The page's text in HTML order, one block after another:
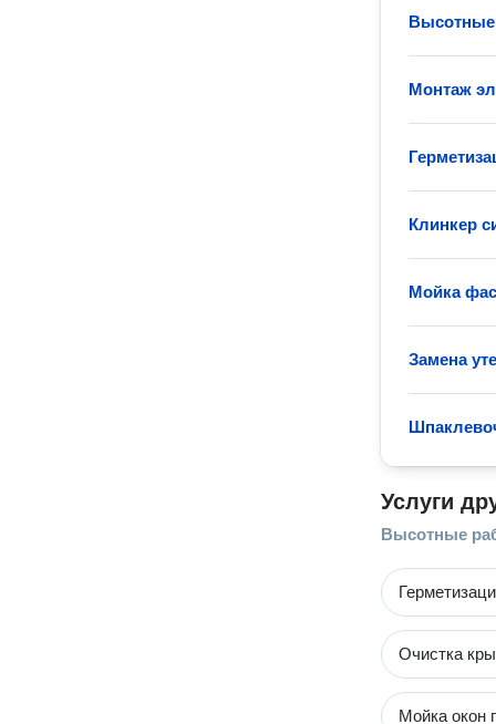
Высотные
Монтаж
Клинкер
Мойка
Замена
Услуги
Высотные
Очистка
Мойка окон